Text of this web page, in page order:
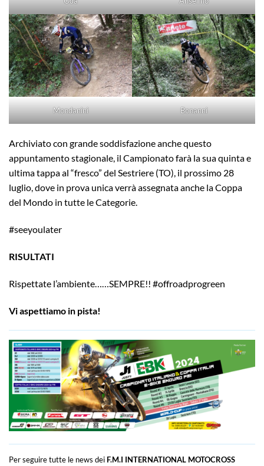
Mondanini Bonanni
Archiviato con grande soddisfazione anche questo
appuntamento stagionale, il Campionato farà la sua quinta e
ultima tappa al “fresco” del Sestriere (TO), il prossimo 28
luglio, dove in prova unica verrà assegnata anche la Coppa
del Mondo in tutte le Categorie.
#seeyoulater
RISULTATI
Rispettate l’ambiente……SEMPRE!! #offroadprogreen
Vi aspettiamo in pista!
Per seguire tutte le news dei F.M.I INTERNATIONAL MOTOCROSS